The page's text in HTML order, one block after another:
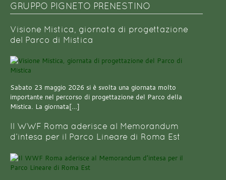
GRUPPO PIGNETO PRENESTINO
Visione Mistica, giornata di progettazione
del Parco di Mistica
Sabato 23 maggio 2026 si è svolta una giornata molto
importante nel percorso di progettazione del Parco della
Mistica. La giornata[…]
Il WWF Roma aderisce al Memorandum
d’intesa per il Parco Lineare di Roma Est